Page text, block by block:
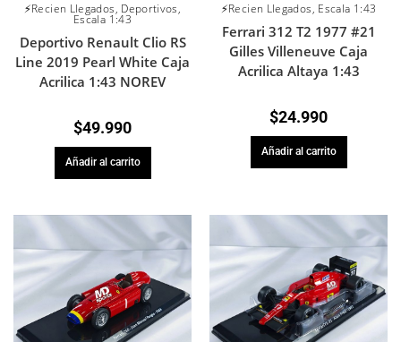
⚡Recien Llegados, Deportivos,
Escala 1:43
Deportivo Renault Clio RS
Line 2019 Pearl White Caja
Acrilica 1:43 NOREV
$49.990
Añadir al carrito
⚡Recien Llegados, Escala 1:43
Ferrari 312 T2 1977 #21
Gilles Villeneuve Caja
Acrilica Altaya 1:43
$24.990
Añadir al carrito